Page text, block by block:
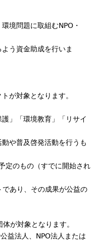
境問題に取組むNPO・
う資金助成を行いま
が対象となります。
」「環境教育」「リサイ
や普及啓発活動を行うも
のもの（すでに開始され
あり、その成果が公益の
が対象となります。
、NPO法人または